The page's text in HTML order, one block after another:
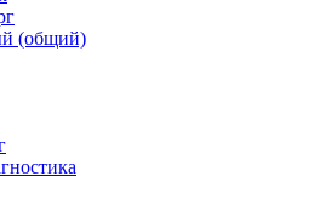
(общий)